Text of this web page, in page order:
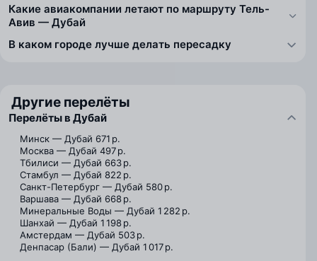
Какие авиакомпании летают по маршруту Тель-
Авив — Дубай
В каком городе лучше делать пересадку
Другие перелёты
Перелёты в Дубай
Минск — Дубай 671 р.
Москва — Дубай 497 р.
Тбилиси — Дубай 663 р.
Стамбул — Дубай 822 р.
Санкт-Петербург — Дубай 580 р.
Варшава — Дубай 668 р.
Минеральные Воды — Дубай 1 282 р.
Шанхай — Дубай 1 198 р.
Амстердам — Дубай 503 р.
Денпасар (Бали) — Дубай 1 017 р.